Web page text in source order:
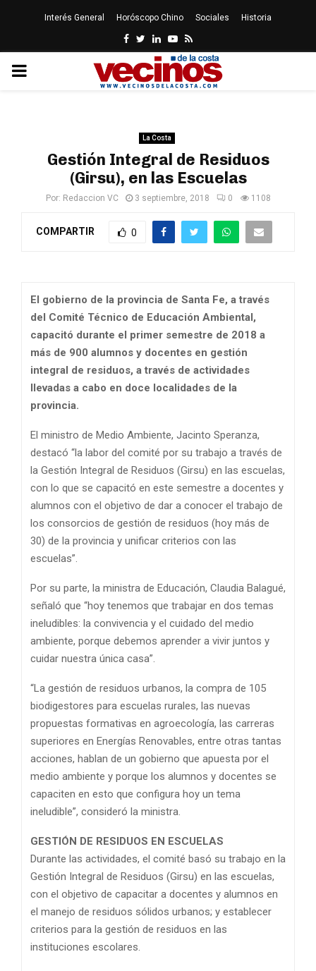
Interés General Horóscopo Chino Sociales Historia
Facebook
Twitter
LinkedinYoutube
Rss
PRIMARY
La Costa
Gestión Integral de Residuos
(Girsu), en las Escuelas
Por: Redaccion VC 3 septiembre, 2018 0 1108
COMPARTIR 0
El gobierno de la provincia de Santa Fe, a través
del Comité Técnico de Educación Ambiental,
capacitó durante el primer semestre de 2018 a
más de 900 alumnos y docentes en gestión
integral de residuos, a través de actividades
llevadas a cabo en doce localidades de la
provincia.
El ministro de Medio Ambiente, Jacinto Speranza,
destacó “la labor del comité por su trabajo a través de
la Gestión Integral de Residuos (Girsu) en las escuelas,
con lo que se capacitó en este semestre a docentes y
alumnos con el objetivo de dar a conocer el trabajo de
los consorcios de gestión de residuos (hoy más de
30) de la provincia y unificar criterios con las
escuelas”.
Por su parte, la ministra de Educación, Claudia Balagué,
señaló que “hoy tenemos que trabajar en dos temas
ineludibles: la convivencia y el cuidado del medio
ambiente, porque debemos aprender a vivir juntos y
cuidar nuestra única casa”.
“La gestión de residuos urbanos, la compra de 105
biodigestores para escuelas rurales, las nuevas
propuestas formativas en agroecología, las carreras
superiores en Energías Renovables, entre otras tantas
acciones, hablan de un gobierno que apuesta por el
medio ambiente y porque los alumnos y docentes se
capaciten en esto que configura hoy un tema
ineludible”, consideró la ministra.
GESTIÓN DE RESIDUOS EN ESCUELAS
Durante las actividades, el comité basó su trabajo en la
Gestión Integral de Residuos (Girsu) en las escuelas,
con el objetivo de capacitar a docentes y alumnos en
el manejo de residuos sólidos urbanos; y establecer
criterios para la gestión de residuos en las
instituciones escolares.